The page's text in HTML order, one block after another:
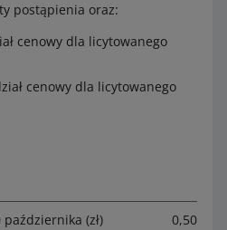
postąpienia oraz:
cenowy dla licytowanego
cenowy dla licytowanego
(zł) 0,50